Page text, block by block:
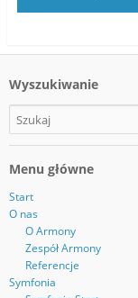
Wyszukiwanie
Menu główne
Start
O nas
O Armony
Zespół Armony
Referencje
Symfonia